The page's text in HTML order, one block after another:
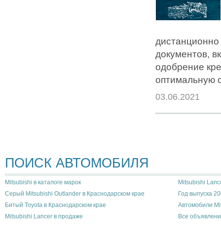
документов,
одобрение
оптимальную
03.06.2021
ПОИСК АВТОМОБИЛЯ
Mitsubishi в каталоге марок
Mitsubishi
Серый Mitsubishi Outlander в Краснодарском крае
Год выпуска
Битый Toyota в Краснодарском крае
Автомобили
Mitsubishi Lancer в продаже
Все